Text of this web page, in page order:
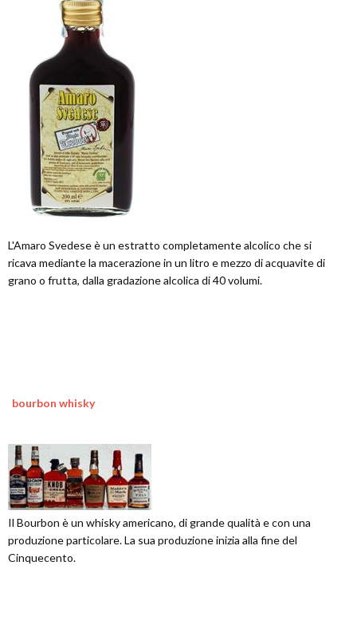
L'Amaro Svedese è un estratto completamente alcolico che si
ricava mediante la macerazione in un litro e mezzo di acquavite di
grano o frutta, dalla gradazione alcolica di 40 volumi.
bourbon whisky
Il Bourbon è un whisky americano, di grande qualità e con una
produzione particolare. La sua produzione inizia alla fine del
Cinquecento.